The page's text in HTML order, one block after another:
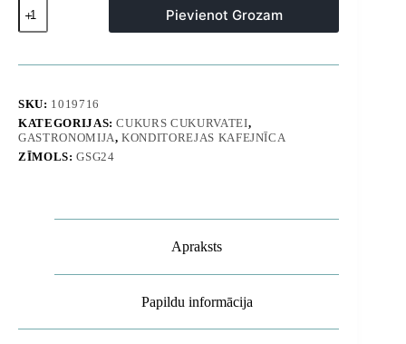
Krāsains
cukurs
cukurvatei
aromatizēts,
400g
daudzums
Pievienot Grozam
SKU: 1019716
KATEGORIJAS:CUKURS CUKURVATEI,
GASTRONOMIJA,KONDITOREJAS KAFEJNĪCA
ZĪMOLS:GSG24
Apraksts
Papildu informācija